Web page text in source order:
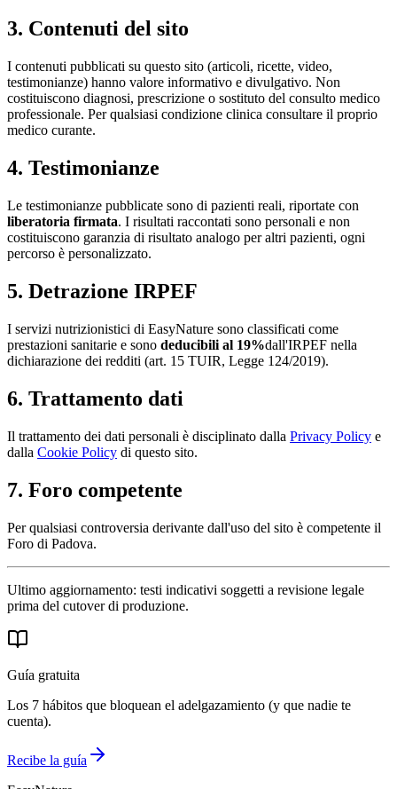
3. Contenuti del sito
I contenuti pubblicati su questo sito (articoli, ricette, video,
testimonianze) hanno valore informativo e divulgativo. Non
costituiscono diagnosi, prescrizione o sostituto del consulto medico
professionale. Per qualsiasi condizione clinica consultare il proprio
medico curante.
4. Testimonianze
Le testimonianze pubblicate sono di pazienti reali, riportate con
liberatoria firmata. I risultati raccontati sono personali e non
costituiscono garanzia di risultato analogo per altri pazienti, ogni
percorso è personalizzato.
5. Detrazione IRPEF
I servizi nutrizionistici di EasyNature sono classificati come
prestazioni sanitarie e sono deducibili al 19%dall'IRPEF nella
dichiarazione dei redditi (art. 15 TUIR, Legge 124/2019).
6. Trattamento dati
Il trattamento dei dati personali è disciplinato dalla Privacy Policy e
dalla Cookie Policy di questo sito.
7. Foro competente
Per qualsiasi controversia derivante dall'uso del sito è competente il
Foro di Padova.
Ultimo aggiornamento: testi indicativi soggetti a revisione legale
prima del cutover di produzione.
Guía gratuita
Los 7 hábitos que bloquean el adelgazamiento (y que nadie te
cuenta).
Recibe la guía